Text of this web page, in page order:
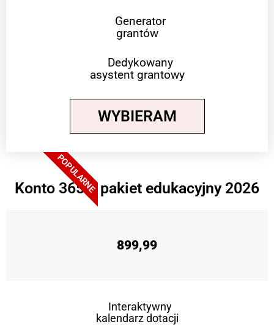
Generator
grantów
Dedykowany
asystent grantowy
WYBIERAM
POPULARNE
Konto 365 + pakiet edukacyjny 2026
899,99
Interaktywny
kalendarz dotacji